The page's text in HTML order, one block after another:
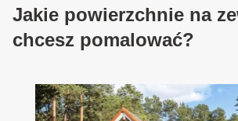
Jakie powierzchnie na
chcesz pomalować?